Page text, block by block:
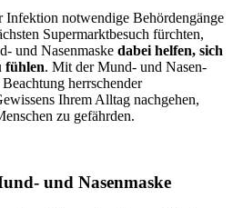
Infektion notwendige Behördengänge
Supermarktbesuch fürchten,
und Nasenmaske dabei helfen, sich
fühlen. Mit der Mund- und Nasen-
herrschender
Ihrem Alltag nachgehen,
zu gefährden.
und Nasenmaske